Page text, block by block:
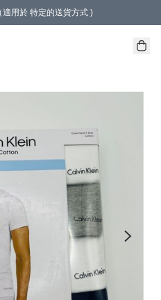
用於 特定的送貨方式 )